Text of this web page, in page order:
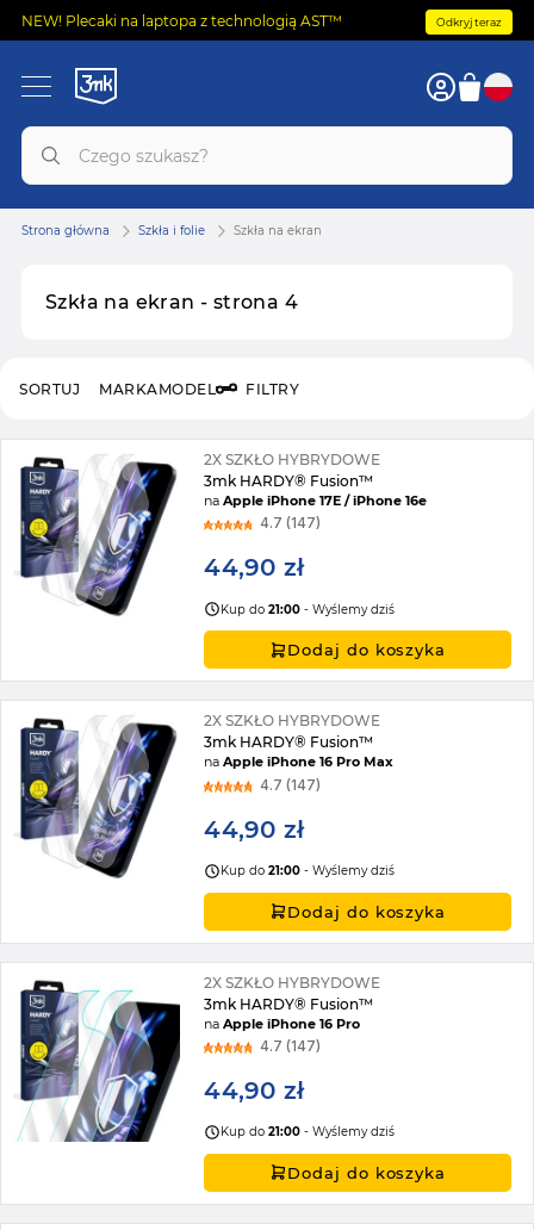
NEW! Plecaki na laptopa z technologią AST™ Odkryj teraz
Szkła na ekran - strona 4
Strona główna Szkła i folie Szkła na ekran
MARKAMODEL FILTRY
SORTUJ
2X SZKŁO HYBRYDOWE
3mk HARDY® Fusion™
naApple iPhone 17E / iPhone 16e
4.7 (147)
44,90 zł
Kup do21:00 - Wyślemy dziś
Dodaj do koszyka
2X SZKŁO HYBRYDOWE
3mk HARDY® Fusion™
naApple iPhone 16 Pro Max
4.7 (147)
44,90 zł
Kup do21:00 - Wyślemy dziś
Dodaj do koszyka
2X SZKŁO HYBRYDOWE
3mk HARDY® Fusion™
naApple iPhone 16 Pro
4.7 (147)
44,90 zł
Kup do21:00 - Wyślemy dziś
Dodaj do koszyka